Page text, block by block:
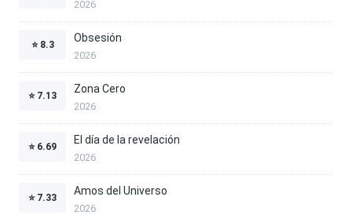
2026
⭐ 8.3
Obsesión
2026
⭐ 7.13
Zona Cero
2026
⭐ 6.69
El día de la revelación
2026
⭐ 7.33
Amos del Universo
2026